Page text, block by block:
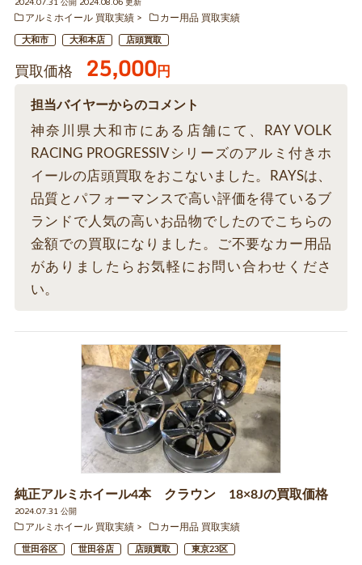
2024.07.31 公開 2024.08.06 更新
アルミホイール 買取実績
カー用品 買取実績
大和市 大和本店 店頭買取
買取価格 25,000円
担当バイヤーからのコメント
神奈川県大和市にある店舗にて、RAY VOLK
RACING PROGRESSIVシリーズのアルミ付きホ
イールの店頭買取をおこないました。RAYSは、
品質とパフォーマンスで高い評価を得ているブ
ランドで人気の高いお品物でしたのでこちらの
金額での買取になりました。ご不要なカー用品
がありましたらお気軽にお問い合わせくださ
い。
純正アルミホイール4本 クラウン 18×8Jの買取価格
2024.07.31 公開
アルミホイール 買取実績
カー用品 買取実績
世田谷区 世田谷店 店頭買取 東京23区